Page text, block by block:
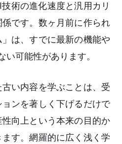
術の進化速度と汎用カリ
です。数ヶ月前に作られ
は、すでに最新の機能や
い可能性があります。
い内容を学ぶことは、受
ンを著しく下げるだけで
向上という本来の目的か
す。網羅的に広く浅く学